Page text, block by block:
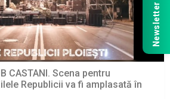
CASTANI. Scena pentru
Republicii va fi amplasată în
Newsletter